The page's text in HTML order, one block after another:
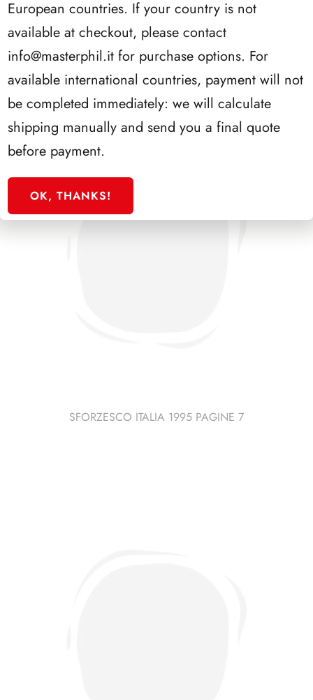
PRESIDENZA CIAMPI 1999/2006
SFORZESCO ITALIA 1995 PAGINE 7
European countries. If your country is not
available at checkout, please contact
info@masterphil.it for purchase options. For
available international countries, payment will not
be completed immediately: we will calculate
shipping manually and send you a final quote
before payment.
OK, THANKS!